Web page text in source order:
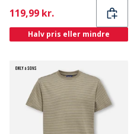
Current
119,99 kr.
Halv pris eller mindre